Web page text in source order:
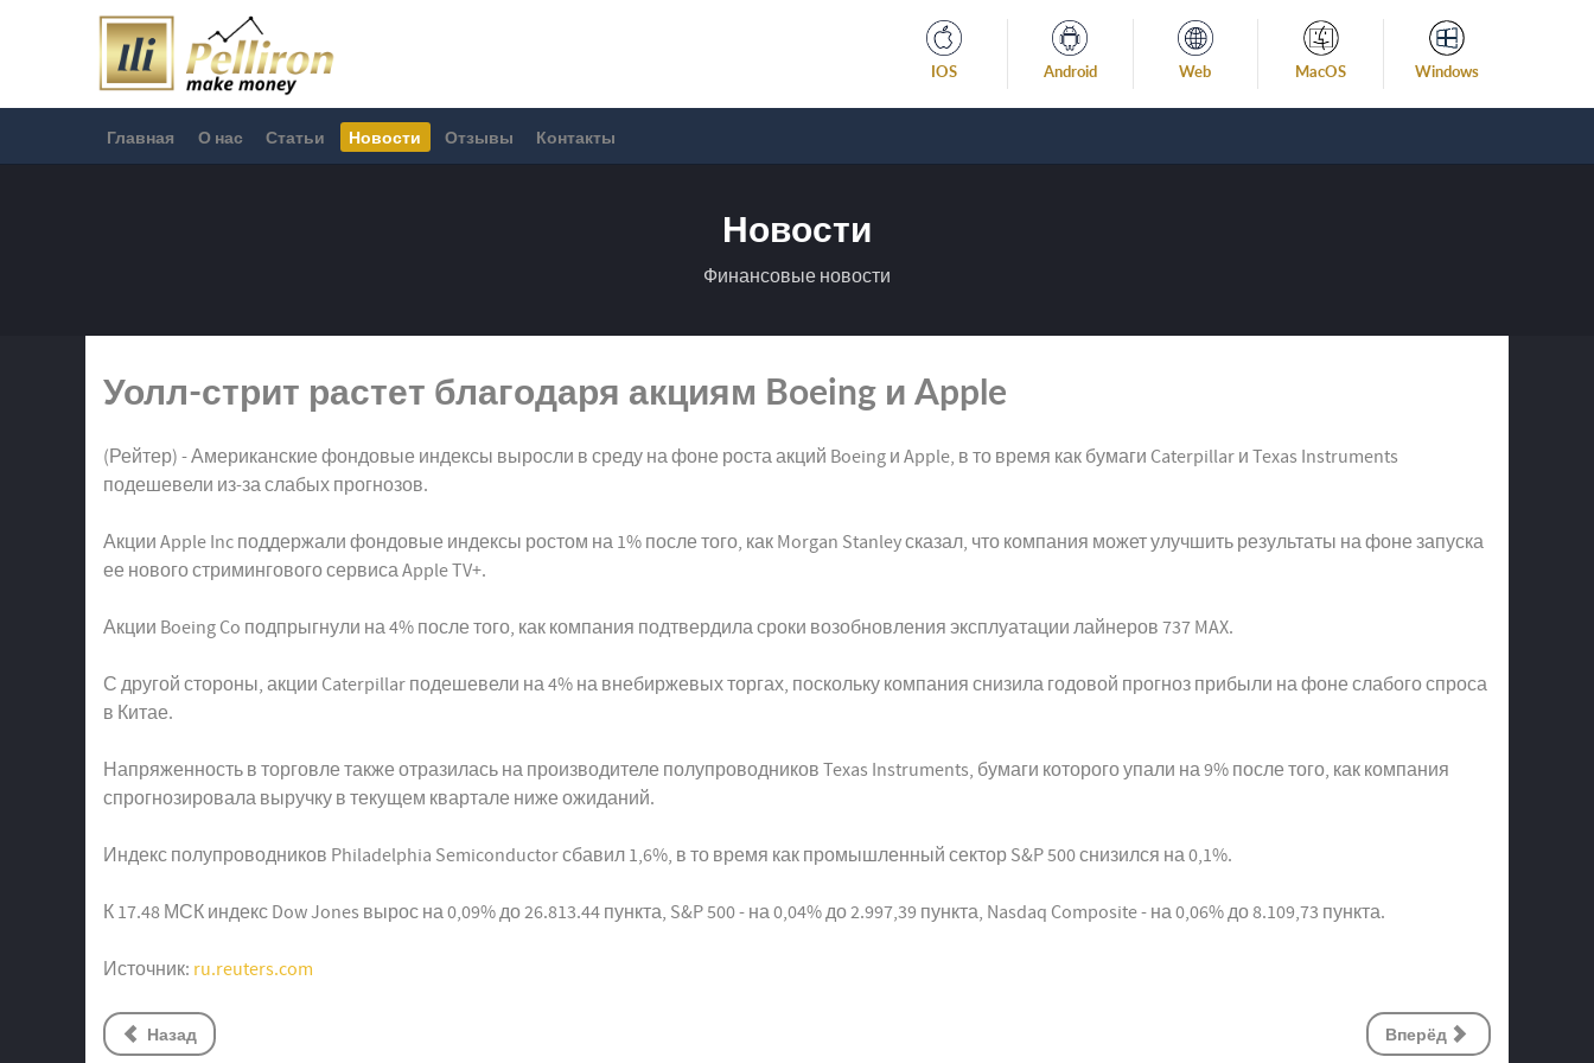
IOS Android Web MacOS Windows
Главная О нас Статьи Новости Отзывы Контакты
Новости
Финансовые новости
Уолл-стрит растет благодаря акциям Boeing и Apple
(Рейтер) - Американские фондовые индексы выросли в среду на фоне роста акций Boeing и Apple, в то время как бумаги Caterpillar и Texas Instruments
подешевели из-за слабых прогнозов.
Акции Apple Inc поддержали фондовые индексы ростом на 1% после того, как Morgan Stanley сказал, что компания может улучшить результаты на фоне запуска
ее нового стримингового сервиса Apple TV+.
Акции Boeing Co подпрыгнули на 4% после того, как компания подтвердила сроки возобновления эксплуатации лайнеров 737 MAX.
С другой стороны, акции Caterpillar подешевели на 4% на внебиржевых торгах, поскольку компания снизила годовой прогноз прибыли на фоне слабого спроса
в Китае.
Напряженность в торговле также отразилась на производителе полупроводников Texas Instruments, бумаги которого упали на 9% после того, как компания
спрогнозировала выручку в текущем квартале ниже ожиданий.
Индекс полупроводников Philadelphia Semiconductor сбавил 1,6%, в то время как промышленный сектор S&P 500 снизился на 0,1%.
К 17.48 МСК индекс Dow Jones вырос на 0,09% до 26.813.44 пункта, S&P 500 - на 0,04% до 2.997,39 пункта, Nasdaq Composite - на 0,06% до 8.109,73 пункта.
Источник: ru.reuters.com
Назад Вперёд